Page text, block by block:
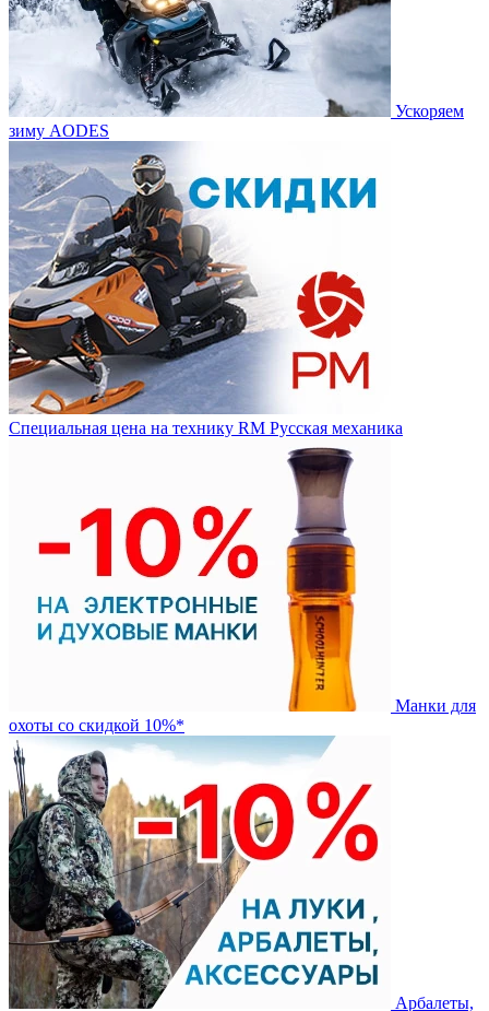
Ускоряем
зиму AODES
Специальная цена на технику RM Русская механика
Манки для
охоты со скидкой 10%*
Арбалеты,